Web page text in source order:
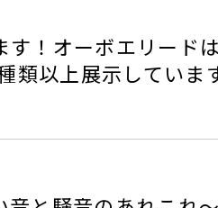
す！オーボエリード
類以上展示していま